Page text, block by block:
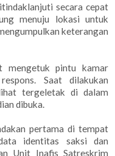
secara cepat
menuju lokasi untuk
keterangan
mengetuk pintu kamar
Saat dilakukan
tergeletak di dalam
dibuka.
pertama di tempat
identitas saksi dan
Unit Inafis Satreskrim